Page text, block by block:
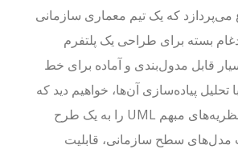
که یک تیم معماری سازمانی
بسته برای طراحی یک پلتفرم
قابل مدول‌بندی و آماده برای خط
تحلیل پیاده‌سازی آن‌ها، خواهیم دید که
ادغام بسته چگونه نظریه‌های مبهم UML را به یک طرح
سطح سازمانی، قابلیت